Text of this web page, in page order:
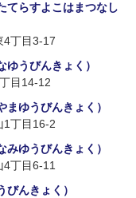
らすよこはまつなし
丁目3-17
うびんきょく）
目14-12
ゆうびんきょく）
丁目16-2
ゆうびんきょく）
丁目6-11
んきょく）